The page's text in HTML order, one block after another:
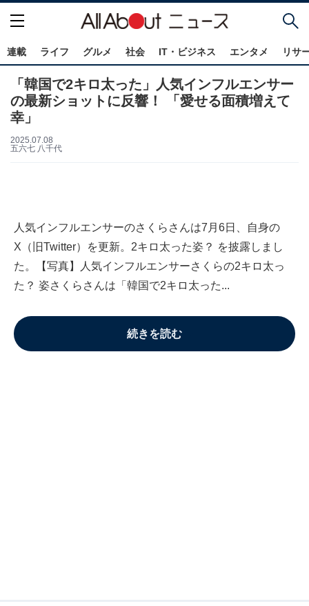
連載 ライフ グルメ 社会 IT・ビジネス エンタメ リサ
「韓国で2キロ太った」人気インフルエンサー
の最新ショットに反響！ 「愛せる面積増えて
幸」
2025.07.08
五六七 八千代
人気インフルエンサーのさくらさんは7月6日、自身の
X（旧Twitter）を更新。2キロ太った姿？ を披露しまし
た。【写真】人気インフルエンサーさくらの2キロ太っ
た？ 姿さくらさんは「韓国で2キロ太った...
続きを読む